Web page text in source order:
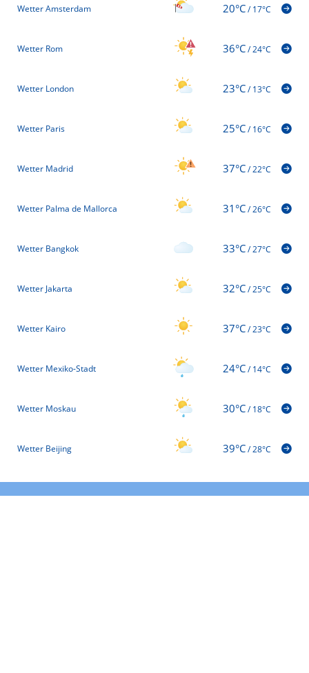
Wetter Amsterdam 20°C/17°C
Wetter Rom 36°C/24°C
Wetter London 23°C/13°C
Wetter Paris 25°C/16°C
Wetter Madrid 37°C/22°C
Wetter Palma de Mallorca 31°C/26°C
Wetter Bangkok 33°C/27°C
Wetter Jakarta 32°C/25°C
Wetter Kairo 37°C/23°C
Wetter Mexiko-Stadt 24°C/14°C
Wetter Moskau 30°C/18°C
Wetter Beijing 39°C/28°C